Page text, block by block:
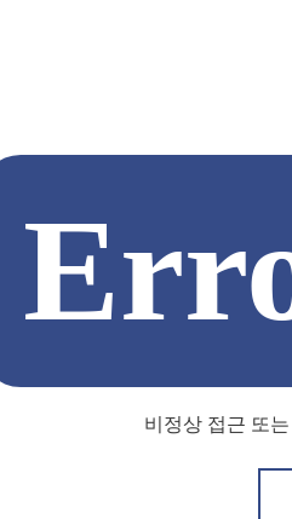
비정상 접근 또